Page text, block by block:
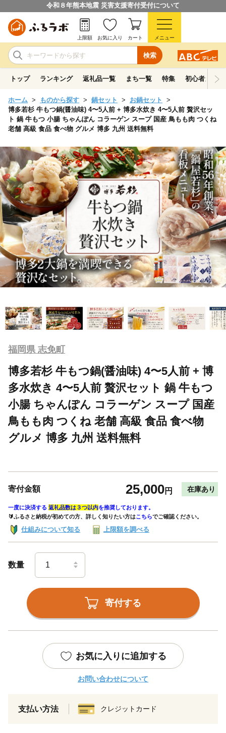
令和８年熊本地震 災害支援寄付受付について
検索
上限額 お気に入り カート メニュー
トップ ランキング 返礼品一覧 まち一覧 特集 初心者ガイド
ホーム ものから探す 鍋セット
お鍋セット
博多若杉 牛もつ鍋(醤油味) 4〜5人前 + 博多水炊き 4〜5人前 贅沢セッ
ト 鍋 牛もつ 小腸 ちゃんぽん コラーゲン スープ 国産 鳥もも肉 つくね
老舗 高級 食品 食べ物 グルメ 博多 九州 送料無料
福岡県 志免町
博多若杉 牛もつ鍋(醤油味) 4〜5人前 + 博
多水炊き 4〜5人前 贅沢セット 鍋 牛もつ
小腸 ちゃんぽん コラーゲン スープ 国産
鳥もも肉 つくね 老舗 高級 食品 食べ物
グルメ 博多 九州 送料無料
寄付金額 25,000円 在庫あり
一度に決済する 返礼品数は３つ以内を推奨しております。
🔰ふるさと納税が初めての方、詳しく知りたい方はこちらでご確認ください。
仕組みについて知る 上限額を調べる
数量
寄付する
お気に入りに追加する
お問い合わせについて
支払い方法 クレジットカード